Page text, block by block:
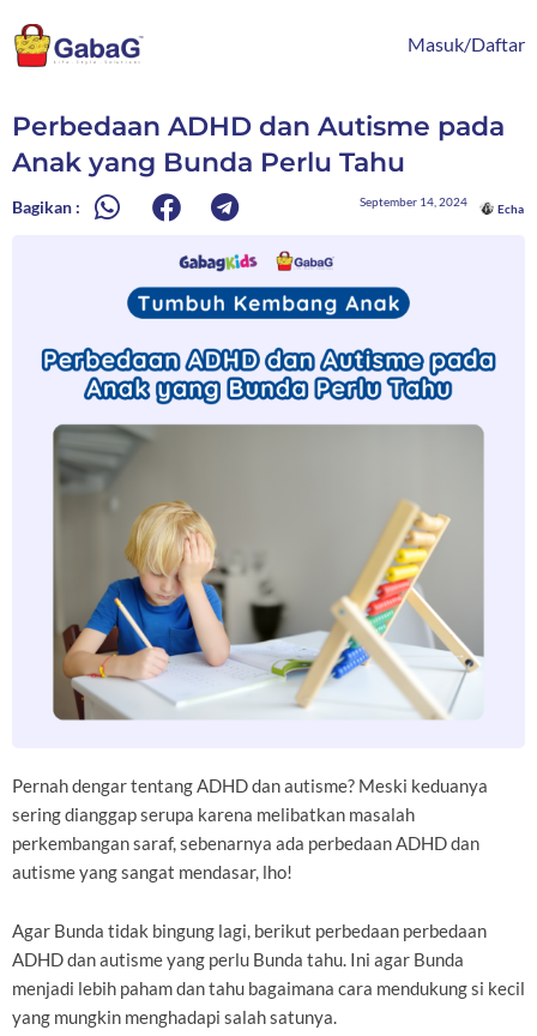
ke
konten
Masuk/Daftar
Perbedaan ADHD dan Autisme pada
Anak yang Bunda Perlu Tahu
Bagikan : September 14, 2024
Echa
Pernah dengar tentang ADHD dan autisme? Meski keduanya
sering dianggap serupa karena melibatkan masalah
perkembangan saraf, sebenarnya ada perbedaan ADHD dan
autisme yang sangat mendasar, lho!
Agar Bunda tidak bingung lagi, berikut perbedaan perbedaan
ADHD dan autisme yang perlu Bunda tahu. Ini agar Bunda
menjadi lebih paham dan tahu bagaimana cara mendukung si kecil
yang mungkin menghadapi salah satunya.